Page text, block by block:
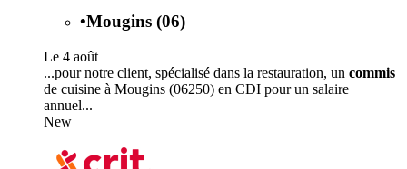
•Mougins (06)
Le 4 août
...pour notre client, spécialisé dans la restauration, un commis
de cuisine à Mougins (06250) en CDI pour un salaire
annuel...
New